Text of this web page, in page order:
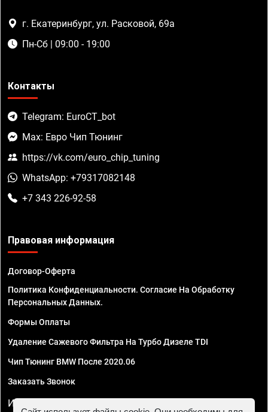
г. Екатеринбург, ул. Расковой, 69а
Пн-Сб | 09:00 - 19:00
Контакты
Telegram: EuroCT_bot
Max: Евро Чип Тюнинг
https://vk.com/euro_chip_tuning
WhatsApp: +79317082148
+7 343 226-92-58
Правовая информация
Договор-Оферта
Политика Конфиденциальности. Согласие На Обработку
Персональных Данных.
Формы Оплаты
Удаление Сажевого Фильтра На Турбо Дизеле TDI
Чип Тюнинг BMW После 2020.06
Заказать Звонок
ИП Смирнов Георгий Павлович. ИНН 781302555843,